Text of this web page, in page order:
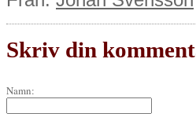
Skriv din
Namn: